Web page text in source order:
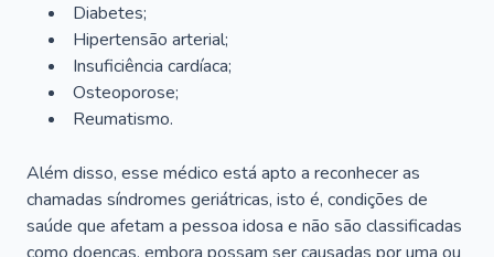
Diabetes;
Hipertensão arterial;
Insuficiência cardíaca;
Osteoporose;
Reumatismo.
Além disso, esse médico está apto a reconhecer as
chamadas síndromes geriátricas, isto é, condições de
saúde que afetam a pessoa idosa e não são classificadas